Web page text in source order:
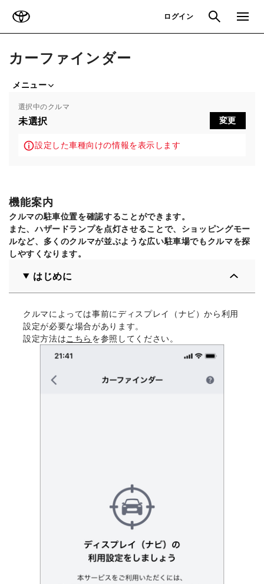
ログイン 検索 メニュ
カーファインダー
メニュー
選択中のクルマ
未選択 変更
設定した車種向けの情報を表示します
機能案内
クルマの駐車位置を確認することができます。
また、ハザードランプを点灯させることで、ショッピングモー
ルなど、多くのクルマが並ぶような広い駐車場でもクルマを探
しやすくなります。
はじめに
クルマによっては事前にディスプレイ（ナビ）から利用
設定が必要な場合があります。
設定方法はこちら を参照してください。